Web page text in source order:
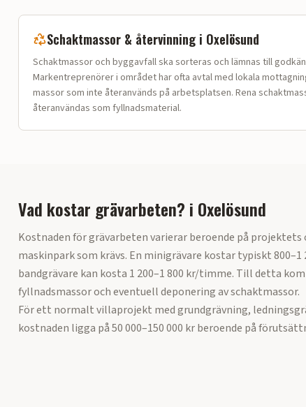
Schaktmassor & återvinning i Oxelösund
Schaktmassor och bygg­avfall ska sorteras och lämnas till
Markentreprenörer i området har ofta avtal med lokala
massor som inte återanvänds på arbetsplatsen. Rena
återanvändas som fyllnadsmaterial.
Vad kostar grävarbeten? i Oxelösund
Kostnaden för grävarbeten varierar beroende på
maskinpark som krävs. En minigrävare kostar typiskt
bandgrävare kan kosta 1 200–1 800 kr/timme. Till detta
fyllnadsmassor och eventuell deponering av schaktmassor.
För ett normalt villaprojekt med grundgrävning,
kostnaden ligga på 50 000–150 000 kr beroende på